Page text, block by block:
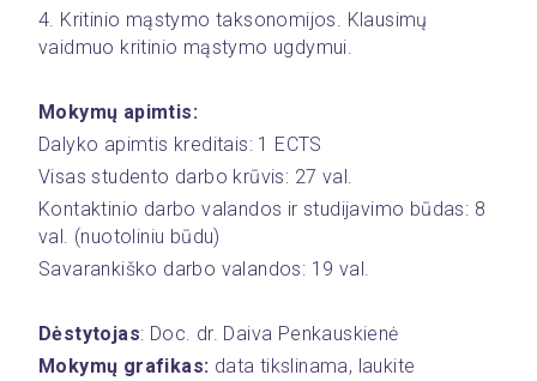
4. Kritinio mąstymo taksonomijos. Klausimų
vaidmuo kritinio mąstymo ugdymui.
Mokymų apimtis:
Dalyko apimtis kreditais: 1 ECTS
Visas studento darbo krūvis: 27 val.
Kontaktinio darbo valandos ir studijavimo būdas: 8
val. (nuotoliniu būdu)
Savarankiško darbo valandos: 19 val.
Dėstytojas: Doc. dr. Daiva Penkauskienė
Mokymų grafikas: data tikslinama, laukite